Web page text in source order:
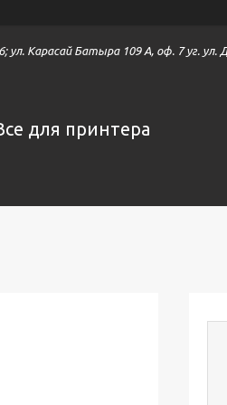
ул. Карасай Батыра 109 А, оф. 7 уг. ул.
для принтера